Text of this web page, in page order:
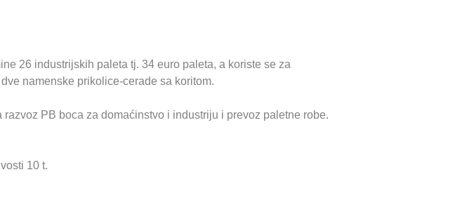
26 industrijskih paleta tj. 34 euro paleta, a koriste se za
namenske prikolice-cerade sa koritom.
PB boca za domaćinstvo i industriju i prevoz paletne robe.
10 t.